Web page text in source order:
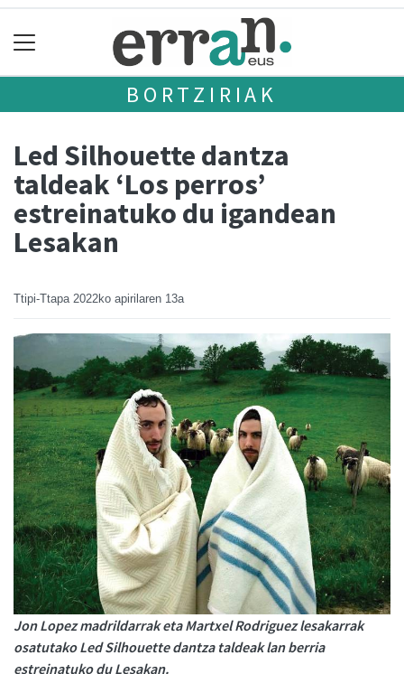
BORTZIRIAK
Led Silhouette dantza
taldeak ‘Los perros’
estreinatuko du igandean
Lesakan
Ttipi-Ttapa 2022ko apirilaren 13a
Jon Lopez madrildarrak eta Martxel Rodriguez lesakarrak
osatutako Led Silhouette dantza taldeak lan berria
estreinatuko du Lesakan.